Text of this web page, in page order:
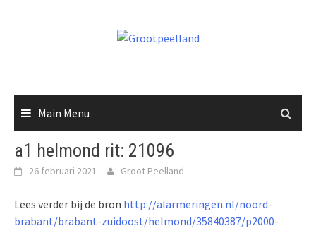
Main Menu
a1 helmond rit: 21096
26 februari 2021 Groot Peelland
Lees verder bij de bron http://alarmeringen.nl/noord-
brabant/brabant-zuidoost/helmond/35840387/p2000-